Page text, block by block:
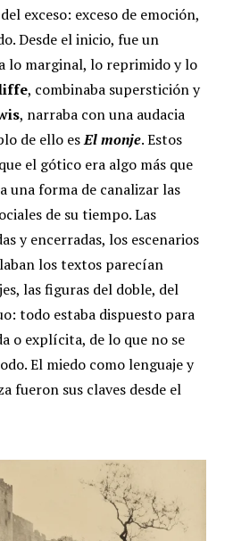
exceso: exceso de emoción,
Desde el inicio, fue un
lo marginal, lo reprimido y lo
, combinaba superstición y
, narraba con una audacia
de ello esEl monje. Estos
el gótico era algo más que
una forma de canalizar las
de su tiempo.Las
y encerradas, los escenarios
los textos parecían
las figuras del doble, del
todo estaba dispuesto para
o explícita, de lo que no se
El miedo como lenguaje y
fueron sus claves desde el